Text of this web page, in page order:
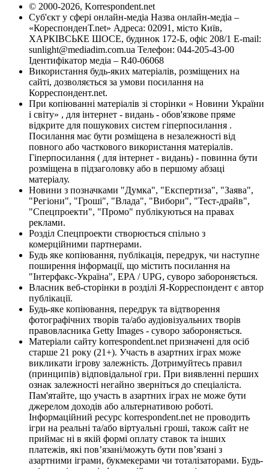
© 2000-2026, Korrespondent.net
Суб'єкт у сфері онлайн-медіа Назва онлайн-медіа –
«КореспонденТ.net» Адреса: 02091, місто Київ,
ХАРКІВСЬКЕ ШОСЕ, будинок 172-Б, офіс 208/1 E-mail:
sunlight@mediadim.com.ua Телефон: 044-205-43-00
Ідентифікатор медіа – R40-06068
Використання будь-яких матеріалів, розміщених на
сайті, дозволяється за умови посилання на
Корреспондент.net.
При копіюванні матеріалів зі сторінки « Новини України
і світу» , для інтернет - видань - обов'язкове пряме
відкрите для пошукових систем гіперпосилання .
Посилання має бути розміщена в незалежності від
повного або часткового використання матеріалів.
Гіперпосилання ( для інтернет - видань) - повинна бути
розміщена в підзаголовку або в першому абзаці
матеріалу.
Новини з позначками "Думка", "Експертиза", "Заява",
"Регіони", "Гроші", "Влада", "Вибори", "Тест-драйв",
"Спецпроекти", "Промо" публікуються на правах
реклами.
Розділ Спецпроекти створюється спільно з
комерційними партнерами.
Будь яке копіювання, публікація, передрук, чи наступне
поширення інформації, що містить посилання на
"Інтерфакс-Україна", EPA / UPG, суворо забороняється.
Власник веб-сторінки в розділі Я-Корреспондент є автор
публікації.
Будь-яке копіювання, передрук та відтворення
фотографічних творів та/або аудіовізуальних творів
правовласника Getty Images - суворо забороняється.
Матеріали сайту korrespondent.net призначені для осіб
старше 21 року (21+). Участь в азартних іграх може
викликати ігрову залежність. Дотримуйтесь правил
(принципів) відповідальної гри. При виявленні перших
ознак залежності негайно зверніться до спеціаліста.
Пам'ятайте, що участь в азартних іграх не може бути
джерелом доходів або альтернативою роботі.
Інформаційний ресурс korrespondent.net не проводить
ігри на реальні та/або віртуальні гроші, також сайт не
приймає ні в якій формі оплату ставок та інших
платежів, які пов’язані/можуть бути пов’язані з
азартними іграми, букмекерами чи тоталізаторами. Будь-